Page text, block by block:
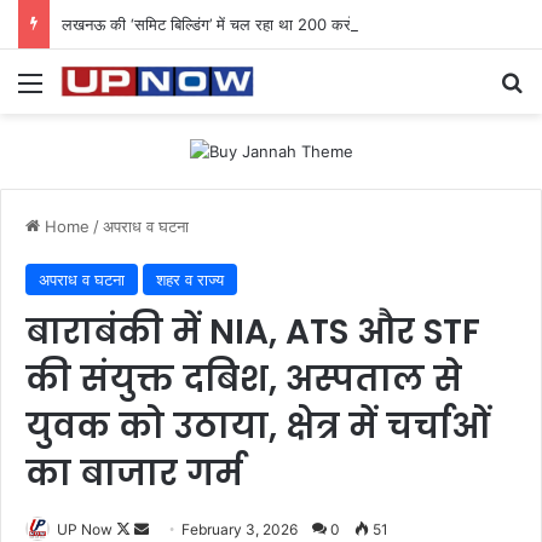
Menu
Home /अपराध व घटना
अपराध व घटना शहर व राज्य
बाराबंकी में NIA, ATS और STF
की संयुक्त दबिश, अस्पताल से
युवक को उठाया, क्षेत्र में चर्चाओं
का बाजार गर्म
UP Now
Follow
Send February 3, 2026 0 51